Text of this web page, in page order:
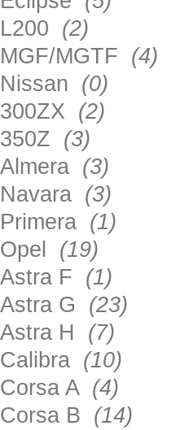
L200 (2)
MGF/MGTF (4)
Nissan (0)
300ZX (2)
350Z (3)
Almera (3)
Navara (3)
Primera (1)
Opel (19)
Astra F (1)
Astra G (23)
Astra H (7)
Calibra (10)
Corsa A (4)
Corsa B (14)